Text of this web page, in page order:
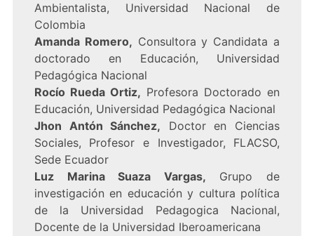
Ambientalista, Universidad Nacional de
Colombia
Amanda Romero, Consultora y Candidata a
doctorado en Educación, Universidad
Pedagógica Nacional
Rocío Rueda Ortiz, Profesora Doctorado en
Educación, Universidad Pedagógica Nacional
Jhon Antón Sánchez, Doctor en Ciencias
Sociales, Profesor e Investigador, FLACSO,
Sede Ecuador
Luz Marina Suaza Vargas, Grupo de
investigación en educación y cultura política
de la Universidad Pedagogica Nacional,
Docente de la Universidad Iberoamericana